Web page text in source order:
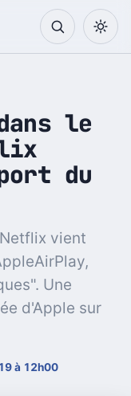
le
du
vient
Une
d'Apple sur
à 12h00